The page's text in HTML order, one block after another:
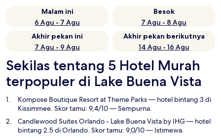
Malam ini
6 Agu - 7 Agu
Besok
7 Agu - 8 Agu
Akhir pekan ini
7 Agu - 9 Agu
Akhir pekan berikutnya
14 Agu - 16 Agu
Sekilas tentang 5 Hotel Murah
terpopuler di Lake Buena Vista
Kompose Boutique Resort at Theme Parks— hotel bintang 3 di
Kissimmee. Skor tamu: 9,4/10 — Sempurna.
Candlewood Suites Orlando - Lake Buena Vista by IHG— hotel
bintang 2.5 di Orlando. Skor tamu: 9,0/10 — Istimewa.